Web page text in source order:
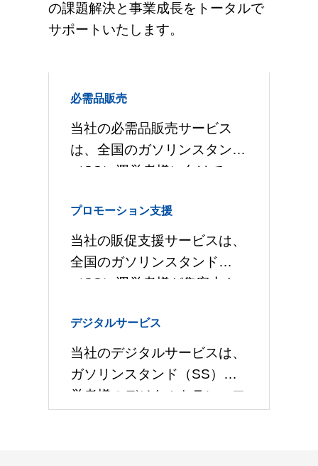
の課題解決と事業成長をトータルで
サポートいたします。
必需品販売
当社の必需品販売サービス
は、全国のガソリンスタンド
（SS）運営者様に向けて、
用品を幅広く取り揃え、一括
してご提供しています。70年
以上にわたり石油業界を支援
し、手書き伝票
プロモーション支援
当社の販促支援サービスは、
全国のガソリンスタンド
（SS）運営者様が集客力を
の総合的な支援を提供してい
ます。販促イベントの企画・
設計から、チラシやポスター
など販促物の制作、
デジタルサービス
当社のデジタルサービスは、
ガソリンスタンド（SS）運
営者様のデジタルトランスフ